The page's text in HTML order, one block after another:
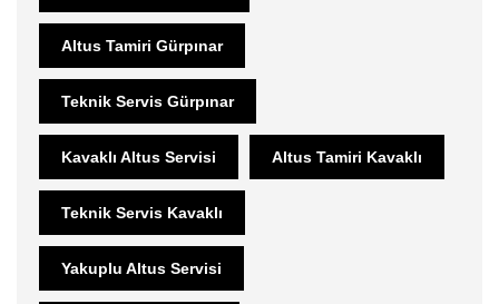
Altus Tamiri Gürpınar
Teknik Servis Gürpınar
Kavaklı Altus Servisi Altus Tamiri Kavaklı
Teknik Servis Kavaklı
Yakuplu Altus Servisi